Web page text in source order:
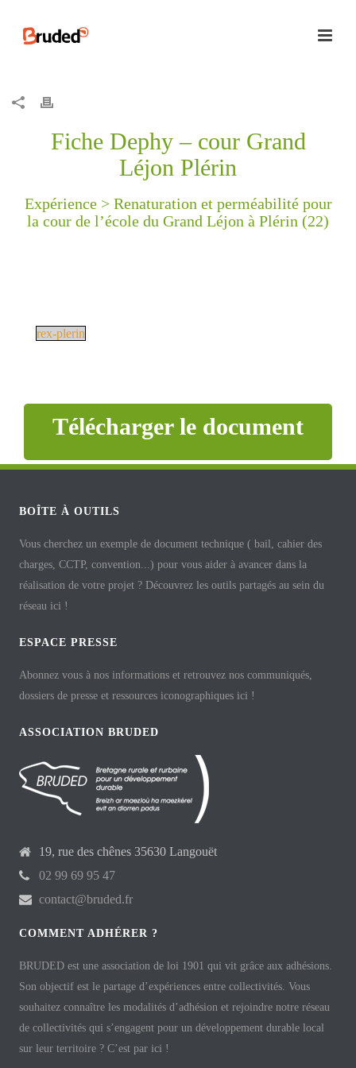
Fiche Dephy – cour Grand
Léjon Plérin
Expérience > Renaturation et perméabilité pour
la cour de l’école du Grand Léjon à Plérin (22)
rex-plerin
Télécharger le document
BOÎTE À OUTILS
Vous cherchez un exemple de document technique ( bail, cahier des
charges, CCTP, convention...) pour vous aider à avancer dans la
réalisation de votre projet ? Découvrez les outils partagés au sein du
réseau ici !
ESPACE PRESSE
Abonnez vous à nos informations et retrouvez nos communiqués,
dossiers de presse et ressources iconographiques ici !
ASSOCIATION BRUDED
19, rue des chênes 35630 Langouët
02 99 69 95 47
contact@bruded.fr
COMMENT ADHÉRER ?
BRUDED est une association de loi 1901 qui vit grâce aux adhésions.
Son objectif est le partage d’expériences entre collectivités. Vous
souhaitez connaître les modalités d’adhésion et rejoindre notre réseau
de collectivités qui s’engagent pour un développement durable local
sur leur territoire ? C’est par ici !